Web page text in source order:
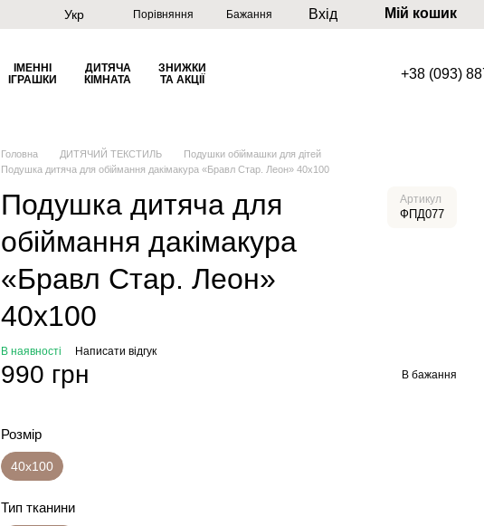
Укр Порівняння Бажання Вхід Мій кошик
ІМЕННІ
ІГРАШКИ
ДИТЯЧА
КІМНАТА
ЗНИЖКИ
ТА АКЦІЇ
+38 (093)
Головна ДИТЯЧИЙ ТЕКСТИЛЬ
Подушки обіймашки для дітей
Подушка дитяча для обіймання дакімакура «Бравл Стар. Леон» 40х100
Подушка дитяча для
обіймання дакімакура
«Бравл Стар. Леон»
40х100
Артикул
ФПД077
В наявності Написати відгук
990 грн В бажання
Розмір
40х100
Тип тканини